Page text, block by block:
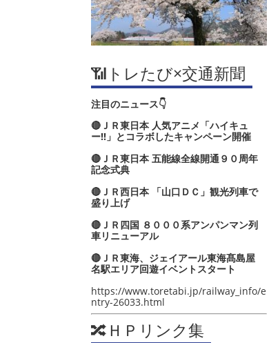
📶トレたび×交通新聞
注目のニュース👇
🔴ＪＲ東日本 人気アニメ「ハイキュ
ー‼」とコラボしたキャンペーン開催
🔴ＪＲ東日本 五能線全線開通９０周年
記念式典
🔴ＪＲ西日本 「山口ＤＣ」観光列車で
盛り上げ
🔴ＪＲ四国 ８０００系アンパンマン列
車リニューアル
🔴ＪＲ東海、ジェイアール東海髙島屋
名駅エリア回遊イベントスタート
https://www.toretabi.jp/railway_info/e
ntry-26033.html
🔀ＨＰリンク集